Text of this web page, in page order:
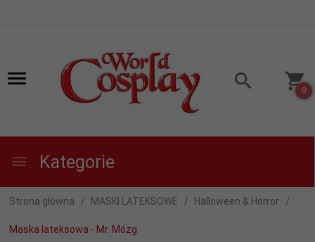
0
Kategorie
Strona główna MASKI LATEKSOWE Halloween & Horror
Maska lateksowa - Mr. Mózg